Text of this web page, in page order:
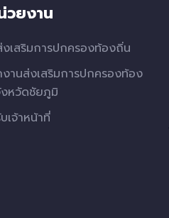
ยงาน
เสริมการปกครองท้องถิ่น
านส่งเสริมการปกครองท้อง
หวัดชัยภูมิ
เจ้าหน้าที่